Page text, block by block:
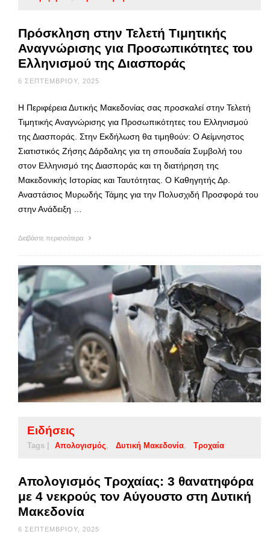
Πρόσκληση στην Τελετή Τιμητικής
Αναγνώρισης για Προσωπικότητες του
Ελληνισμού της Διασποράς
6 ΣΕΠΤΕΜΒΡΊΟΥ, 2025
Η Περιφέρεια Δυτικής Μακεδονίας σας προσκαλεί στην Τελετή
Τιμητικής Αναγνώρισης για Προσωπικότητες του Ελληνισμού
της Διασποράς. Στην Εκδήλωση θα τιμηθούν: Ο Αείμνηστος
Σιατιστικός Ζήσης Δάρδαλης για τη σπουδαία Συμβολή του
στον Ελληνισμό της Διασποράς και τη διατήρηση της
Μακεδονικής Ιστορίας και Ταυτότητας. Ο Καθηγητής Δρ.
Αναστάσιος Μυρωδής Τάμης για την Πολυσχιδή Προσφορά του
στην Ανάδειξη …
Διαβάστε περισσότερα
Ειδήσεις
Tags | Απολογισμός Δυτική Μακεδονία Τροχαία
Απολογισμός Τροχαίας: 3 θανατηφόρα
με 4 νεκρούς τον Αύγουστο στη Δυτική
Μακεδονία
6 ΣΕΠΤΕΜΒΡΊΟΥ, 2025